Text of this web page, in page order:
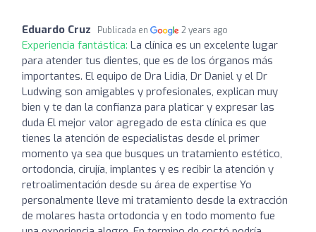
Eduardo Cruz Publicada en 2 years ago
Experiencia fantástica: La clínica es un excelente lugar
para atender tus dientes, que es de los órganos más
importantes. El equipo de Dra Lidia, Dr Daniel y el Dr
Ludwing son amigables y profesionales, explican muy
bien y te dan la confianza para platicar y expresar las
duda El mejor valor agregado de esta clínica es que
tienes la atención de especialistas desde el primer
momento ya sea que busques un tratamiento estético,
ortodoncia, cirujía, implantes y es recibir la atención y
retroalimentación desde su área de expertise Yo
personalmente lleve mi tratamiento desde la extracción
de molares hasta ortodoncia y en todo momento fue